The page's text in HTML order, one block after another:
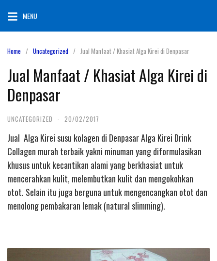
content
MENU
Home Uncategorized Jual Manfaat / Khasiat Alga Kirei di Denpasar
Jual Manfaat / Khasiat Alga Kirei di
Denpasar
UNCATEGORIZED · 20/02/2017
Jual Alga Kirei susu kolagen di Denpasar Alga Kirei Drink
Collagen murah terbaik yakni minuman yang diformulasikan
khusus untuk kecantikan alami yang berkhasiat untuk
mencerahkan kulit, melembutkan kulit dan mengokohkan
otot. Selain itu juga berguna untuk mengencangkan otot dan
menolong pembakaran lemak (natural slimming).